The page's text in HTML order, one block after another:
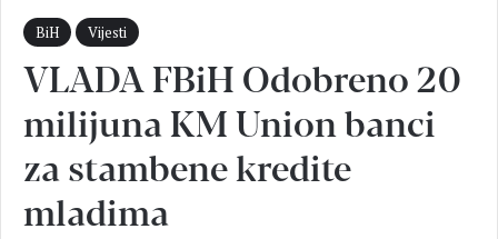
BiH Vijesti
VLADA FBiH Odobreno 20
milijuna KM Union banci
za stambene kredite
mladima